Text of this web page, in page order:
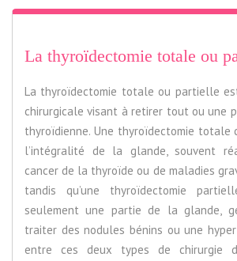
La thyroïdectomie totale ou
La thyroïdectomie totale ou partielle
chirurgicale visant à retirer tout ou une
thyroïdienne. Une thyroïdectomie totale
l’intégralité de la glande, souvent
cancer de la thyroïde ou de maladies
tandis qu’une thyroïdectomie
seulement une partie de la glande,
traiter des nodules bénins ou une
entre ces deux types de chirurgie